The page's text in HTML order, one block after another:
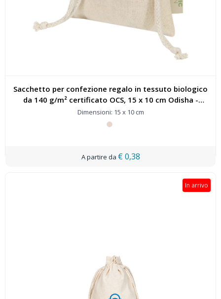
Sacchetto per confezione regalo in tessuto biologico
da 140 g/m² certificato OCS, 15 x 10 cm Odisha -
120796
Dimensioni: 15 x 10 cm
€ 0,38
In arrivo